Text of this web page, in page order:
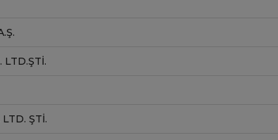
LTD.ŞTI.
ŞTI.